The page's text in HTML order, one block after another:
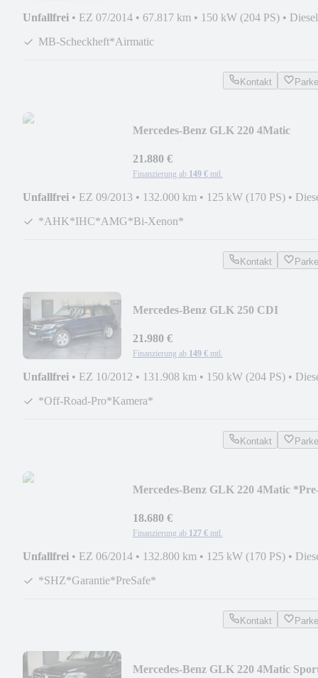
Unfallfrei • EZ 07/2014 • 67.817 km • 150 kW (204 PS) • Diesel
MB-Scheckheft*Airmatic
Kontakt
Mercedes-Benz GLK 220 4Matic
Edelholz*
21.880 €
Finanzierung ab 149 € mtl.
Unfallfrei • EZ 09/2013 • 132.000 km • 125 kW (170 PS) •
*AHK*IHC*AMG*Bi-Xenon*
Kontakt
Mercedes-Benz GLK 250 CDI
Pro*Kamera*Led
21.980 €
Finanzierung ab 149 € mtl.
Unfallfrei • EZ 10/2012 • 131.908 km • 150 kW (204 PS) •
*Off-Road-Pro*Kamera*
Kontakt
Mercedes-Benz GLK 220 4Matic
18.680 €
Finanzierung ab 127 € mtl.
Unfallfrei • EZ 06/2014 • 132.800 km • 125 kW (170 PS) •
*SHZ*Garantie*PreSafe*
Kontakt
Mercedes-Benz GLK 220 4Matic